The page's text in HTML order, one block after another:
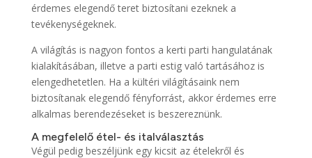
érdemes elegendő teret biztosítani ezeknek a
tevékenységeknek.
A világítás is nagyon fontos a kerti parti hangulatának
kialakításában, illetve a parti estig való tartásához is
elengedhetetlen. Ha a kültéri világításaink nem
biztosítanak elegendő fényforrást, akkor érdemes erre
alkalmas berendezéseket is beszereznünk.
A megfelelő étel- és italválasztás
Végül pedig beszéljünk egy kicsit az ételekről és